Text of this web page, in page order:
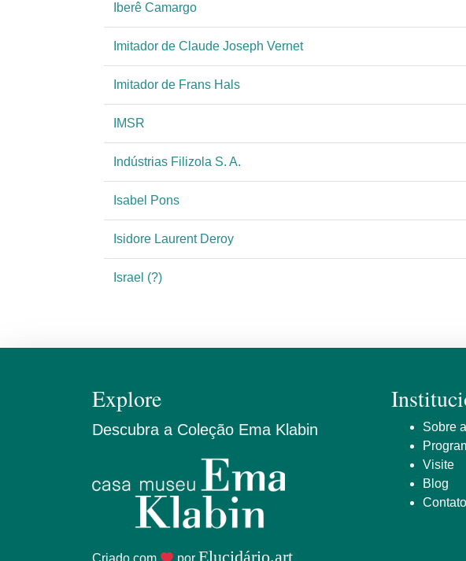
Iberê Camargo
Imitador de Claude Joseph Vernet
Imitador de Frans Hals
IMSR
Indústrias Filizola S. A.
Isabel Pons
Isidore Laurent Deroy
Israel (?)
Explore
Descubra a Coleção Ema Klabin
Elucidário.art
Sobre
Visite
Blog
Contato